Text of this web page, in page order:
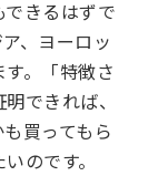
きるはずで
、ヨーロッ
。「特徴さ
できれば、
買ってもら
のです。